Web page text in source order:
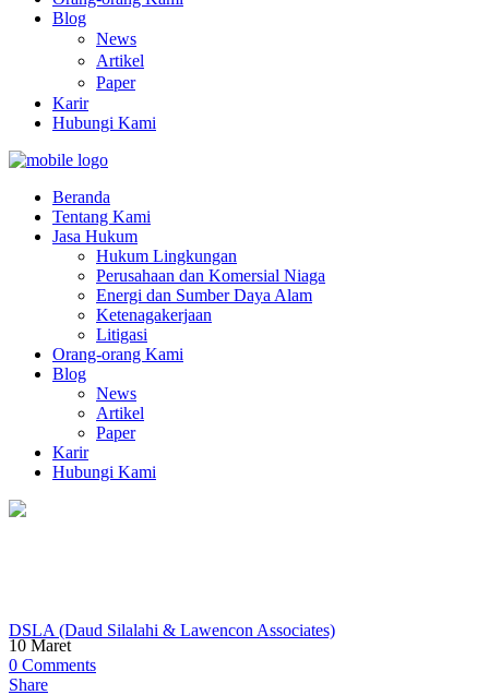
Blog
News
Artikel
Paper
Karir
Hubungi Kami
Beranda
Tentang Kami
Jasa Hukum
Hukum Lingkungan
Perusahaan dan Komersial Niaga
Energi dan Sumber Daya Alam
Ketenagakerjaan
Litigasi
Orang-orang Kami
Blog
News
Artikel
Paper
Karir
Hubungi Kami
DSLA (Daud Silalahi & Lawencon Associates)
10 Maret
0 Comments
Share